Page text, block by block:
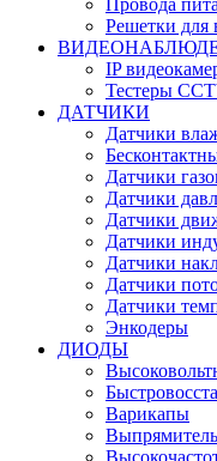
Решетки для
IP
Тестеры
ДАТЧИКИ
Датчики
Датчики
Датчики
Датчики
Датчики
Датчики
Датчики
Датчики
Энкодеры
ДИОДЫ
Варикапы